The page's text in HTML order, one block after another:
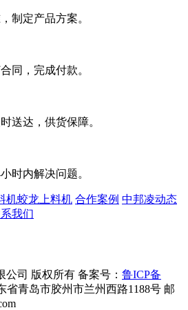
制定产品方案。
同，完成付款。
送达，供货保障。
时内解决问题。
机蛟龙上料机 合作案例 中邦凌动态
我们
公司 版权所有 备案号： 鲁ICP备
省青岛市胶州市兰州西路1188号 邮